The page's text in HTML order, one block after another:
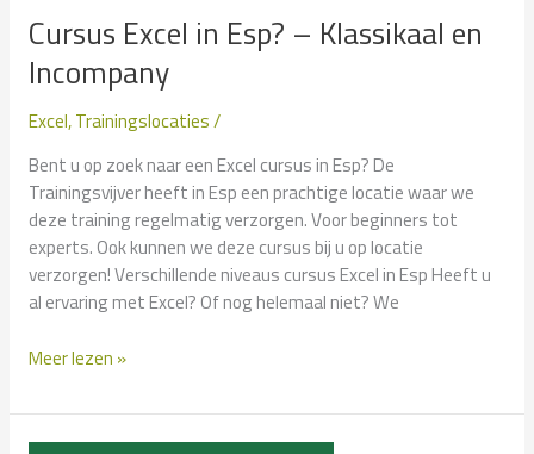
Cursus Excel in Esp? – Klassikaal en
Incompany
Excel,Trainingslocaties/
Bent u op zoek naar een Excel cursus in Esp? De
Trainingsvijver heeft in Esp een prachtige locatie waar we
deze training regelmatig verzorgen. Voor beginners tot
experts. Ook kunnen we deze cursus bij u op locatie
verzorgen! Verschillende niveaus cursus Excel in Esp Heeft u
al ervaring met Excel? Of nog helemaal niet? We
Cursus
in
Esp?
Meer lezen »